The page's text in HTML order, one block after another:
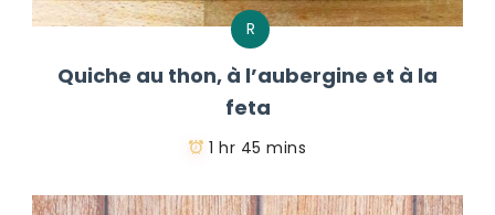
R
Quiche au thon, à l’aubergine et à la
feta
1 hr 45 mins